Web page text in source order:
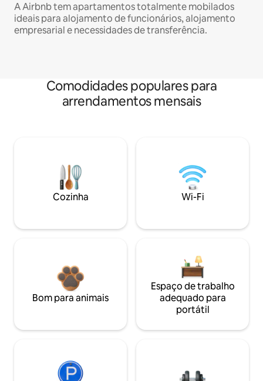
A Airbnb tem apartamentos totalmente mobilados
ideais para alojamento de funcionários, alojamento
empresarial e necessidades de transferência.
Comodidades populares para
arrendamentos mensais
Cozinha Wi-Fi
Bom para animais
Espaço de trabalho
adequado para
portátil